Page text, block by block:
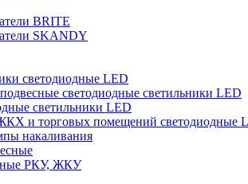
BRITE
SKANDY
светодиодные LED
светодиодные светильники LED
светильники LED
и торговых помещений светодиодные
накаливания
РКУ, ЖКУ